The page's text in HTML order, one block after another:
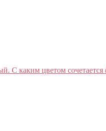
С каким цветом